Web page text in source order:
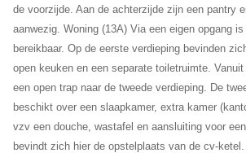
de voorzijde. Aan de achterzijde zijn een pantry
aanwezig. Woning (13A) Via een eigen opgang
bereikbaar. Op de eerste verdieping bevinden
open keuken en een separate toiletruimte.
een open trap naar de tweede verdieping. De
beschikt over een slaapkamer, extra kamer
vzv een douche, wastafel en aansluiting voor
bevindt zich hier de opstelplaats van de cv-